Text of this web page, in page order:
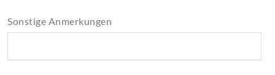
Sonstige Anmerkungen